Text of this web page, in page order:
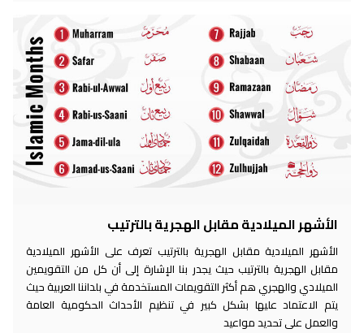
الأشهر الميلادية مقابل الهجرية بالترتيب
الأشهر الميلادية مقابل الهجرية بالترتيب تعرف على الأشهر الميلادية
مقابل الهجرية بالترتيب حيث يجدر بنا الإشارة إلى أن كل من التقويمين
الميلادي والهجري هم أكثر التقويمات المستخدمة في بلداننا العربية حيث
يتم الاعتماد عليها بشكل كبير في تنظيم الأحداث الحكومية العامة
والعمل على تحديد مواعيد